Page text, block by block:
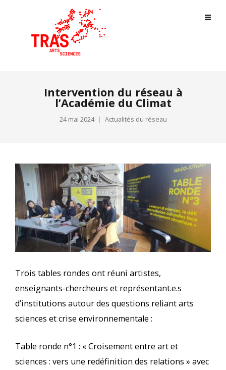
Intervention du réseau à
l’Académie du Climat
24 mai 2024 Actualités du réseau
Trois tables rondes ont réuni artistes,
enseignants-chercheurs et représentant.e.s
d’institutions autour des questions reliant arts
sciences et crise environnementale :
Table ronde n°1 : « Croisement entre art et
sciences : vers une redéfinition des relations » avec